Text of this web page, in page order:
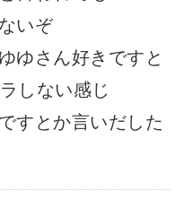
いぞ
ゆさん好きですと
しない感じ
すとか言いだした